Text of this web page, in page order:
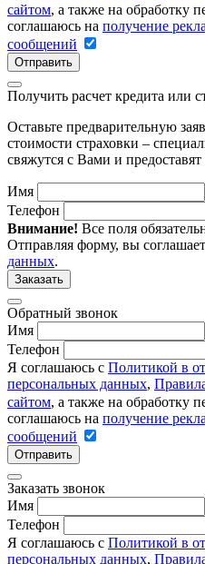
сайтом, а также на обработку
соглашаюсь на получение
сообщений
Отправить
Получить расчет кредита или
Оставьте предварительную
стоимости страховки –
свяжутся с Вами и
Имя
Телефон
Внимание! Все поля
Отправляя форму, вы
данных.
Заказать
Обратный звонок
Имя
Телефон
Я соглашаюсь с Политикой в
персональных данных,
сайтом, а также на обработку
соглашаюсь на получение
сообщений
Отправить
Заказать звонок
Имя
Телефон
Я соглашаюсь с Политикой в
персональных данных,